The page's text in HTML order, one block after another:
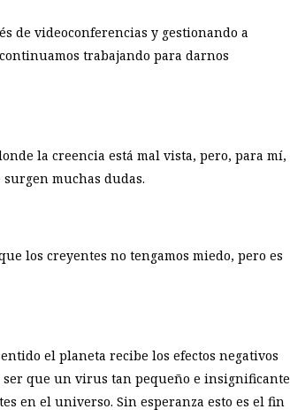
de videoconferencias y gestionando a
trabajando para darnos
la creencia está mal vista, pero, para mí,
muchas dudas.
los creyentes no tengamos miedo, pero es
el planeta recibe los efectos negativos
ser que un virus tan pequeño e insignificante
en el universo. Sin esperanza esto es el fin